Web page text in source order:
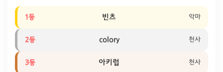
1등 빈츠 악마
2등 colory 천사
3등 아키럽 천사